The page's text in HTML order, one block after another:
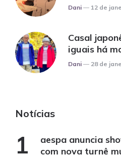
Posted
Dani 12 de
Casal
iguais há
Posted
Dani 28 de
Notícias
aespa anuncia
com nova turnê